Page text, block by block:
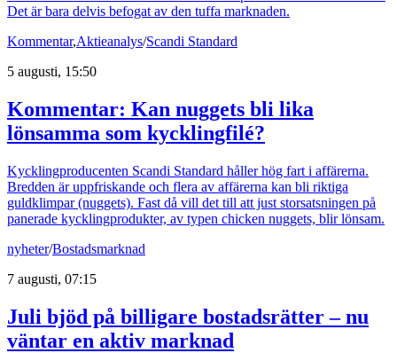
Det är bara delvis befogat av den tuffa marknaden.
Kommentar,Aktieanalys/Scandi Standard
5 augusti, 15:50
Kommentar: Kan nuggets bli lika
lönsamma som kycklingfilé?
Kycklingproducenten Scandi Standard håller hög fart i affärerna.
Bredden är uppfriskande och flera av affärerna kan bli riktiga
guldklimpar (nuggets). Fast då vill det till att just storsatsningen på
panerade kycklingprodukter, av typen chicken nuggets, blir lönsam.
nyheter/Bostadsmarknad
7 augusti, 07:15
Juli bjöd på billigare bostadsrätter – nu
väntar en aktiv marknad